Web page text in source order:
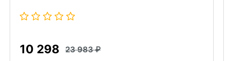
10 298 23 983